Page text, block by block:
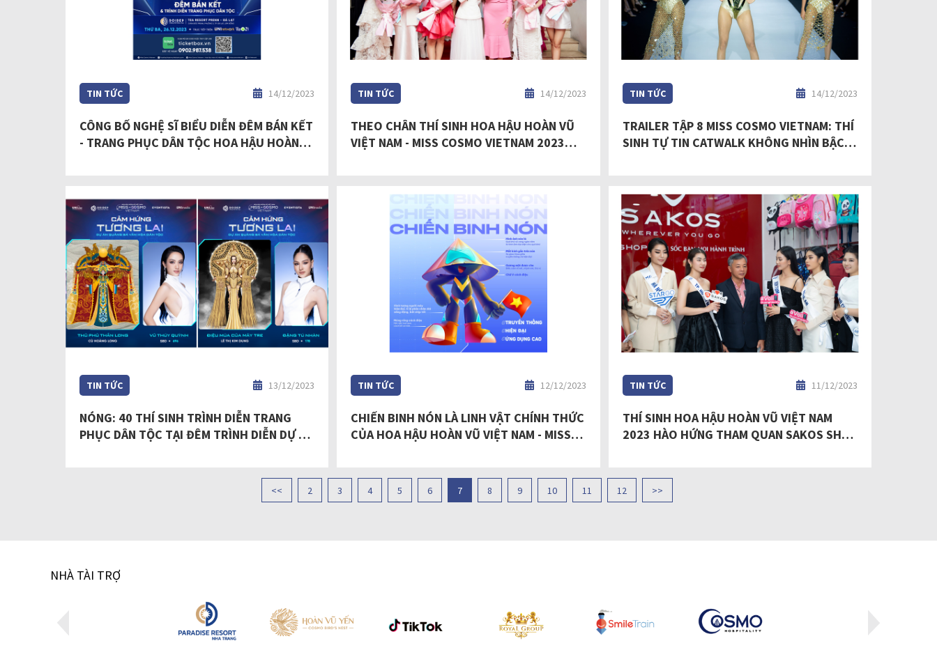
TIN TỨC 14/12/2023
CÔNG BỐ NGHỆ SĨ BIỂU DIỄN ĐÊM BÁN KẾT
- TRANG PHỤC DÂN TỘC HOA HẬU HOÀN
TIN TỨC 14/12/2023
THEO CHÂN THÍ SINH HOA HẬU HOÀN VŨ
VIỆT NAM - MISS COSMO VIETNAM 2023
TIN TỨC 14/12/2023
TRAILER TẬP 8 MISS COSMO VIETNAM: THÍ
SINH TỰ TIN CATWALK KHÔNG NHÌN BẬC
TIN TỨC 13/12/2023
NÓNG: 40 THÍ SINH TRÌNH DIỄN TRANG
PHỤC DÂN TỘC TẠI ĐÊM TRÌNH DIỄN DỰ ÁN
TIN TỨC 12/12/2023
CHIẾN BINH NÓN LÀ LINH VẬT CHÍNH THỨC
CỦA HOA HẬU HOÀN VŨ VIỆT NAM - MISS
TIN TỨC 11/12/2023
THÍ SINH HOA HẬU HOÀN VŨ VIỆT NAM
2023 HÀO HỨNG THAM QUAN SAKOS SHOP
<< 2 3 4 5 6 7 8 9 10 11 12 >>
NHÀ TÀI TRỢ